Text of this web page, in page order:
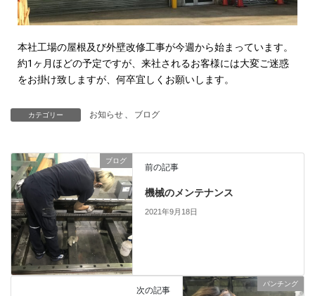
本社工場の屋根及び外壁改修工事が今週から始まっています。
約1ヶ月ほどの予定ですが、来社されるお客様には大変ご迷惑
をお掛け致しますが、何卒宜しくお願いします。
カテゴリー お知らせ 、 ブログ
ブログ
前の記事
機械のメンテナンス
2021年9月18日
パンチング
次の記事